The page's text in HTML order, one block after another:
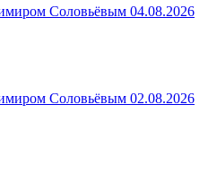
Соловьёвым 04.08.2026
Соловьёвым 02.08.2026